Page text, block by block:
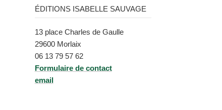
ÉDITIONS ISABELLE SAUVAGE
13 place Charles de Gaulle
29600 Morlaix
06 13 79 57 62
Formu­laire de contact
email